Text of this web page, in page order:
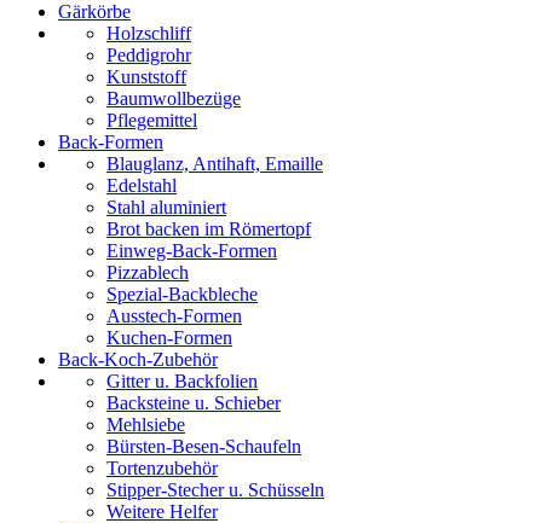
Gärkörbe
Holzschliff
Peddigrohr
Kunststoff
Baumwollbezüge
Pflegemittel
Back-Formen
Blauglanz, Antihaft, Emaille
Edelstahl
Stahl aluminiert
Brot backen im Römertopf
Einweg-Back-Formen
Pizzablech
Spezial-Backbleche
Ausstech-Formen
Kuchen-Formen
Back-Koch-Zubehör
Gitter u. Backfolien
Backsteine u. Schieber
Mehlsiebe
Bürsten-Besen-Schaufeln
Tortenzubehör
Stipper-Stecher u. Schüsseln
Weitere Helfer